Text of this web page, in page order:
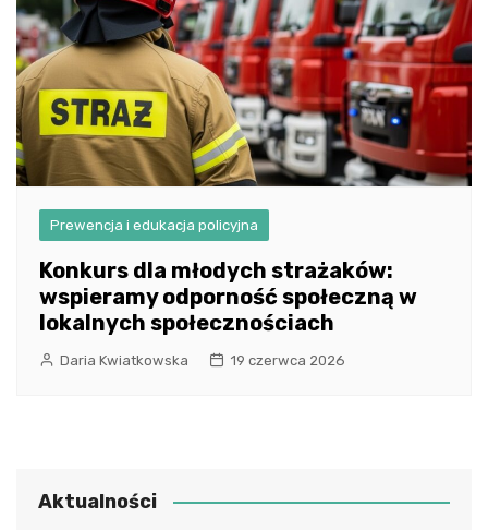
Prewencja i edukacja policyjna
Konkurs dla młodych strażaków:
wspieramy odporność społeczną w
lokalnych społecznościach
Daria Kwiatkowska 19 czerwca 2026
Aktualności